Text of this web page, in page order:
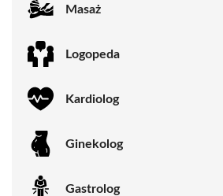
Masaż
Logopeda
Kardiolog
Ginekolog
Gastrolog